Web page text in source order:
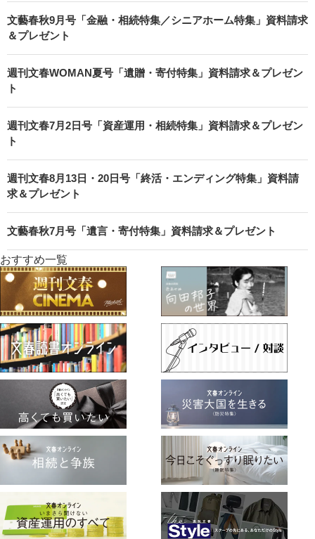
文藝春秋9月号「金融・相続特集／シニアホーム特集」資料請求
＆プレゼント
週刊文春WOMAN夏号「遺贈・寄付特集」資料請求＆プレゼン
ト
週刊文春7月2日号「資産運用・相続特集」資料請求＆プレゼン
ト
週刊文春8月13日・20日号「終活・エンディング特集」資料請
求＆プレゼント
文藝春秋7月号「遺言・寄付特集」資料請求＆プレゼント
おすすめ一覧